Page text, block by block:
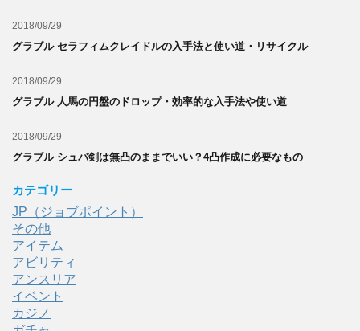
2018/09/29
グラブル セラフィムクレイドルの入手法と使い道・リサイクル
2018/09/29
グラブル 人馬の円盤のドロップ・効率的な入手法や使い道
2018/09/29
グラブル シュバ剣は無凸のままでいい？4凸作成に必要なもの
カテゴリー
JP（ジョブポイント）
その他
アイテム
アビリティ
アンスリア
イベント
カジノ